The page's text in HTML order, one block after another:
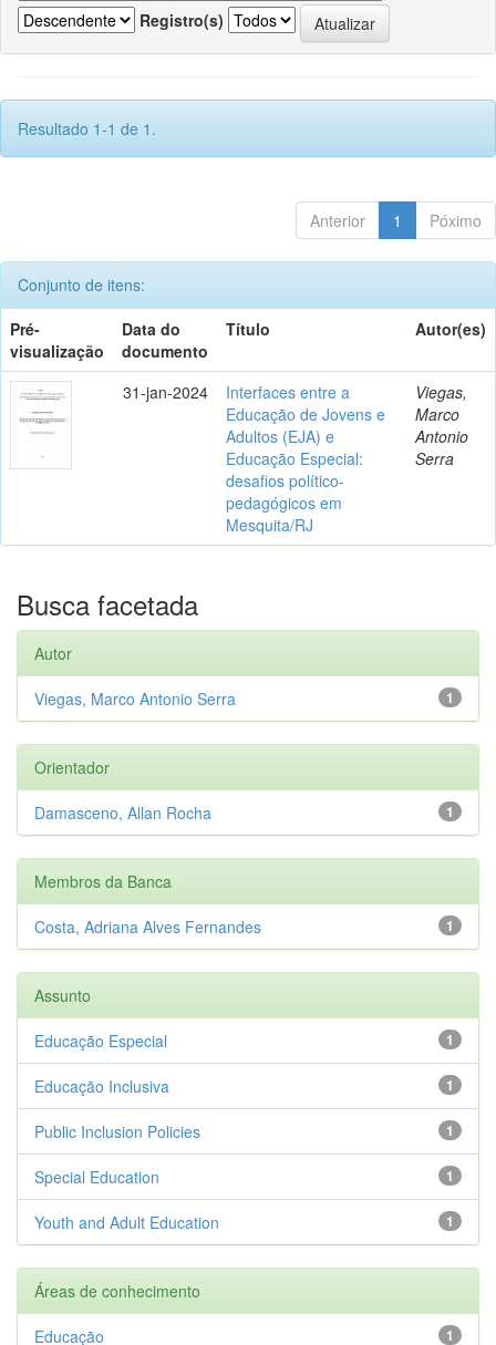
Registro(s)
Resultado 1-1 de 1.
Anterior 1 Póximo
Conjunto de itens:
Pré-
visualização
Data do
documento
Título Autor(es)
31-jan-2024
Interfaces entre a
Educação de Jovens e
Adultos (EJA) e
Educação Especial:
desafios político-
pedagógicos em
Mesquita/RJ
Viegas,
Marco
Antonio
Serra
Busca facetada
Autor
1
Viegas, Marco Antonio Serra
Orientador
1
Damasceno, Allan Rocha
Membros da Banca
1
Costa, Adriana Alves Fernandes
Assunto
1
Educação Especial
1
Educação Inclusiva
1
Public Inclusion Policies
1
Special Education
1
Youth and Adult Education
Áreas de conhecimento
1
Educação